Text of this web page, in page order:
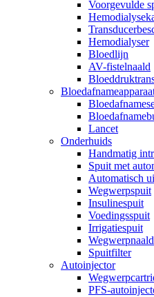
Voorgevulde
Hemodialyser
Bloedlijn
AV-fistelnaald
Lancet
Onderhuids
Handmatig
Spuit met
Automatisch
Wegwerpspuit
Insulinespuit
Voedingsspuit
Irrigatiespuit
Wegwerpnaald
Spuitfilter
Autoinjector
PFS-